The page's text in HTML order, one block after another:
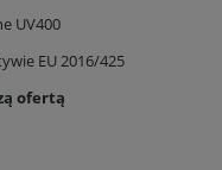
UV400
EU 2016/425
ofertą